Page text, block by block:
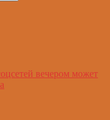
вечером может